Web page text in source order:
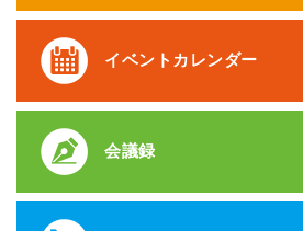
イベントカレンダー
会議録